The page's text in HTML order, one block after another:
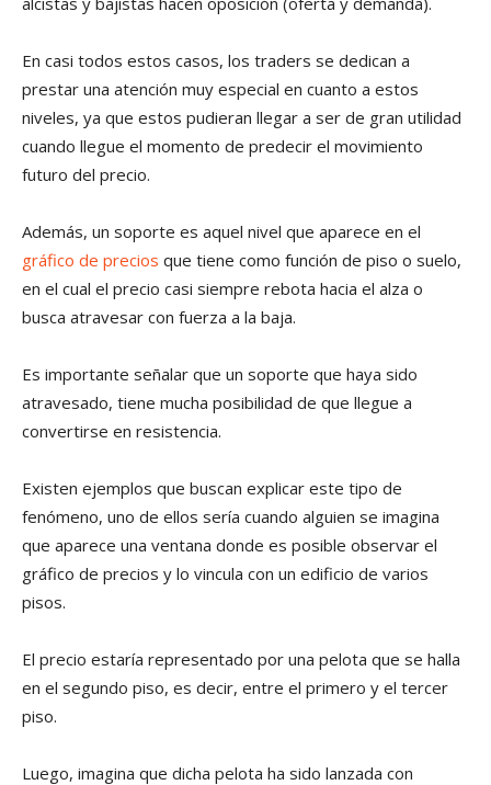
En casi todos estos casos, los traders se dedican a
prestar una atención muy especial en cuanto a estos
niveles, ya que estos pudieran llegar a ser de gran utilidad
cuando llegue el momento de predecir el movimiento
futuro del precio.
Además, un soporte es aquel nivel que aparece en el
gráfico de precios que tiene como función de piso o suelo,
en el cual el precio casi siempre rebota hacia el alza o
busca atravesar con fuerza a la baja.
Es importante señalar que un soporte que haya sido
atravesado, tiene mucha posibilidad de que llegue a
convertirse en resistencia.
Existen ejemplos que buscan explicar este tipo de
fenómeno, uno de ellos sería cuando alguien se imagina
que aparece una ventana donde es posible observar el
gráfico de precios y lo vincula con un edificio de varios
pisos.
El precio estaría representado por una pelota que se halla
en el segundo piso, es decir, entre el primero y el tercer
piso.
Luego, imagina que dicha pelota ha sido lanzada con